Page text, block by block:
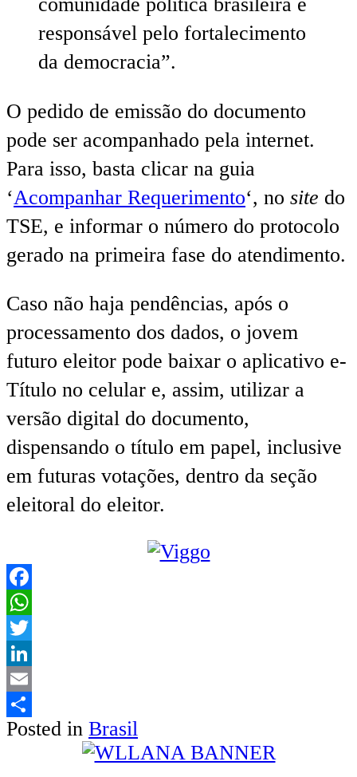
responsável pelo fortalecimento
da democracia”.
O pedido de emissão do documento
pode ser acompanhado pela internet.
Para isso, basta clicar na guia
‘Acompanhar Requerimento‘, no site do
TSE, e informar o número do protocolo
gerado na primeira fase do atendimento.
Caso não haja pendências, após o
processamento dos dados, o jovem
futuro eleitor pode baixar o aplicativo e-
Título no celular e, assim, utilizar a
versão digital do documento,
dispensando o título em papel, inclusive
em futuras votações, dentro da seção
eleitoral do eleitor.
Facebook
WhatsApp
Twitter
LinkedIn
Email
Share
Posted in Brasil